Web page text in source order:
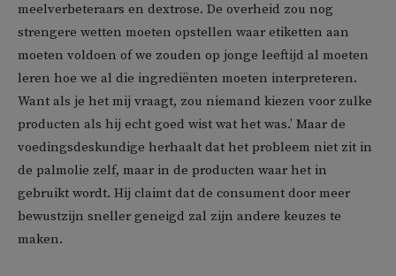
meelverbeteraars en dextrose. De overheid zou nog
strengere wetten moeten opstellen waar etiketten aan
moeten voldoen of we zouden op jonge leeftijd al moeten
leren hoe we al die ingrediënten moeten interpreteren.
Want als je het mij vraagt, zou niemand kiezen voor zulke
producten als hij echt goed wist wat het was.’ Maar de
voedingsdeskundige herhaalt dat het probleem niet zit in
de palmolie zelf, maar in de producten waar het in
gebruikt wordt. Hij claimt dat de consument door meer
bewustzijn sneller geneigd zal zijn andere keuzes te
maken.